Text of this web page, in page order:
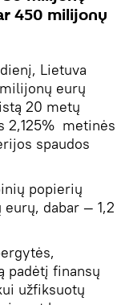
450 milijonų
Lietuva
eurų
20 metų
2,125% metinės
spaudos
popierių
dabar — 1,2
padėtį finansų
užfiksuotų